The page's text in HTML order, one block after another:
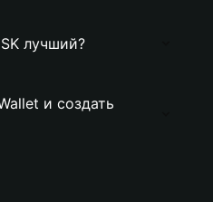
лучший?
и создать